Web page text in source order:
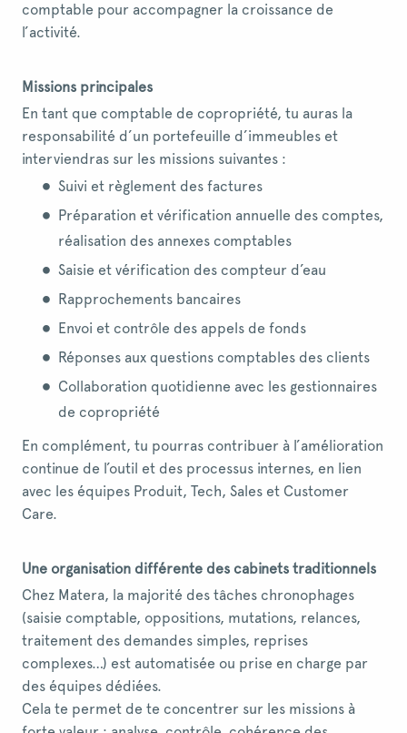
comptable pour accompagner la croissance de
l’activité.
Missions principales
En tant que comptable de copropriété, tu auras la
responsabilité d’un portefeuille d’immeubles et
interviendras sur les missions suivantes :
Suivi et règlement des factures
Préparation et vérification annuelle des comptes,
réalisation des annexes comptables
Saisie et vérification des compteur d’eau
Rapprochements bancaires
Envoi et contrôle des appels de fonds
Réponses aux questions comptables des clients
Collaboration quotidienne avec les gestionnaires
de copropriété
En complément, tu pourras contribuer à l’amélioration
continue de l’outil et des processus internes, en lien
avec les équipes Produit, Tech, Sales et Customer
Care.
Une organisation différente des cabinets traditionnels
Chez Matera, la majorité des tâches chronophages
(saisie comptable, oppositions, mutations, relances,
traitement des demandes simples, reprises
complexes…) est automatisée ou prise en charge par
des équipes dédiées.
Cela te permet de te concentrer sur les missions à